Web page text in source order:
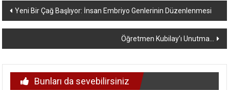
Yazı
dolaşımı
Yeni Bir Çağ Başlıyor: İnsan Embriyo Genlerinin Düzenlenmesi
Öğretmen Kubilay’ı Unutma…
Bunları da sevebilirsiniz